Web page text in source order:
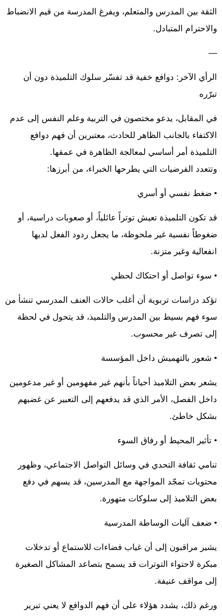
الثقة بين المدرس والمتعلم، ويفرغ المدرسة من قيم الانضباط
والاحترام المتبادل.
—
الرأي الآخر: دوافع خفية قد تفسّر سلوك التلميذة دون أن
تبرّره
في المقابل، يدعو مختصون في التربية وعلم النفس إلى عدم
الاكتفاء بالجانب الظاهر للحادث، معتبرين أن فهم دوافع
التلميذة أمر أساسي لمعالجة الظاهرة في عمقها.
وتتعدد الفرضيات التي يطرحها الخبراء، من أبرزها:
• ضغط نفسي أو أسري
قد تكون التلميذة تعيش توتراً عائلياً، أو صعوبات دراسية، أو
ضغوطاً نفسية غير ملحوظة، ما يجعل ردود الفعل لديها
انفعالية وغير متزنة.
• سوء تواصل أو احتكاك لحظي
تؤكد دراسات تربوية أن أغلب حالات العنف المدرسي تنشأ من
سوء فهم بسيط بين المدرس والتلميذ، قد يتحول في لحظة
إلى تصرف غير محسوب.
• شعور بالتهميش داخل المؤسسة
يشعر بعض التلاميذ أحياناً بأنهم غير مفهومين أو غير مدعومين
داخل الفصل، الأمر الذي قد يدفعهم إلى التعبير عن غضبهم
بشكل خاطئ.
• تأثير المحيط أو رفاق السوء
تنامي ثقافة التحدي في وسائل التواصل الاجتماعي، وظهور
محتويات تمجّد المواجهة مع المدرسين، قد يسهم في دفع
بعض التلاميذ إلى سلوكات متهورة.
• ضعف آليات الوساطة المدرسية
يشير مراقبون إلى أن غياب فضاءات للاستماع أو تدخلات
مبكرة لاحتواء التوترات قد يسمح بتصاعد المشاكل الصغيرة
إلى مواقف عنيفة.
ورغم ذلك، يشدد هؤلاء على أن فهم الدوافع لا يعني تبرير